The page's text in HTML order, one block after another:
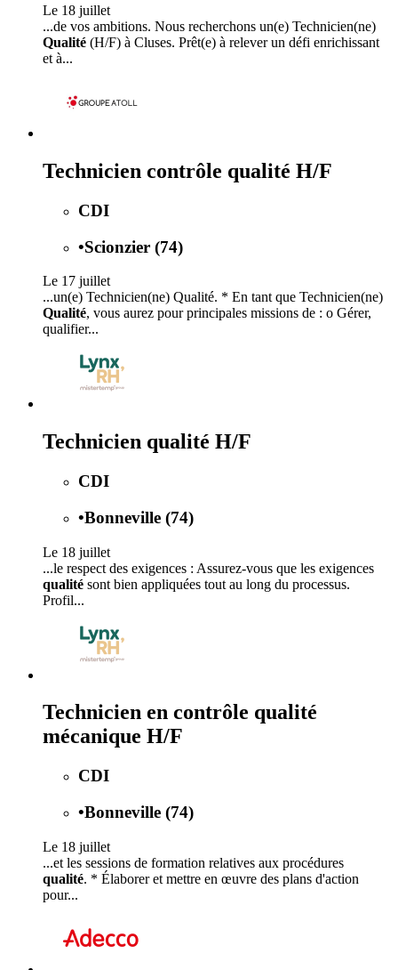
Le 18 juillet
...de vos ambitions. Nous recherchons un(e) Technicien(ne)
Qualité (H/F) à Cluses. Prêt(e) à relever un défi enrichissant
et à...
Technicien contrôle qualité H/F
CDI
•Scionzier (74)
Le 17 juillet
...un(e) Technicien(ne) Qualité. * En tant que Technicien(ne)
Qualité, vous aurez pour principales missions de : o Gérer,
qualifier...
Technicien qualité H/F
CDI
•Bonneville (74)
Le 18 juillet
...le respect des exigences : Assurez-vous que les exigences
qualité sont bien appliquées tout au long du processus.
Profil...
Technicien en contrôle qualité
mécanique H/F
CDI
•Bonneville (74)
Le 18 juillet
...et les sessions de formation relatives aux procédures
qualité. * Élaborer et mettre en œuvre des plans d'action
pour...